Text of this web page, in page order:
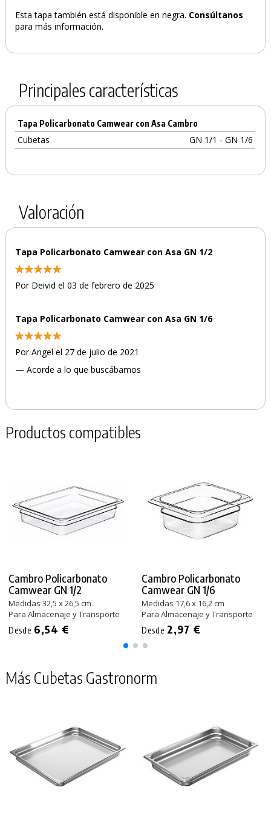
PRODUCTO AÑADIDO AL CARRITO
Esta tapa también está disponible en negra. Consúltanos
para más información.
Principales características
Tapa Policarbonato Camwear con Asa Cambro
Cubetas GN 1/1 - GN 1/6
Valoración
Tapa Policarbonato Camwear con Asa GN 1/2
Por Deivid el 03 de febrero de 2025
Tapa Policarbonato Camwear con Asa GN 1/6
Por Angel el 27 de julio de 2021
— Acorde a lo que buscábamos
Productos compatibles
Cambro Policarbonato
Camwear GN 1/2
Medidas 32,5 x 26,5 cm
Para Almacenaje y Transporte
Desde 6,54 €
Cambro Policarbonato
Camwear GN 1/6
Medidas 17,6 x 16,2 cm
Para Almacenaje y Transporte
Desde 2,97 €
Más Cubetas Gastronorm